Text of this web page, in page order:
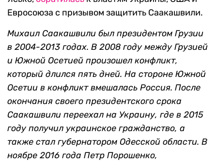
Евросоюза с призывом защитить Саакашвили.
Михаил Саакашвили был президентом Грузии
в 2004-2013 годах. В 2008 году между Грузией
и Южной Осетией произошел конфликт,
который длился пять дней. На стороне Южной
Осетии в конфликт вмешалась Россия. После
окончания своего президентского срока
Саакашвили переехал на Украину, где в 2015
году получил украинское гражданство, а
также стал губернатором Одесской области. В
ноябре 2016 года Петр Порошенко,